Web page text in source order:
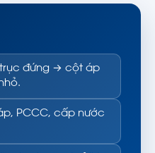
đứng → cột áp
PCCC, cấp nước